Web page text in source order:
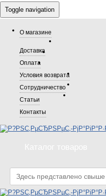
Toggle navigation
О магазине
Доставка
Оплата
Условия возврата
Сотрудничество
Статьи
Контакты